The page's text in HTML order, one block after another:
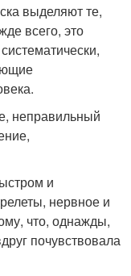
выделяют те,
всего, это
неправильный
и
нервное и
что, однажды,
почувствовала